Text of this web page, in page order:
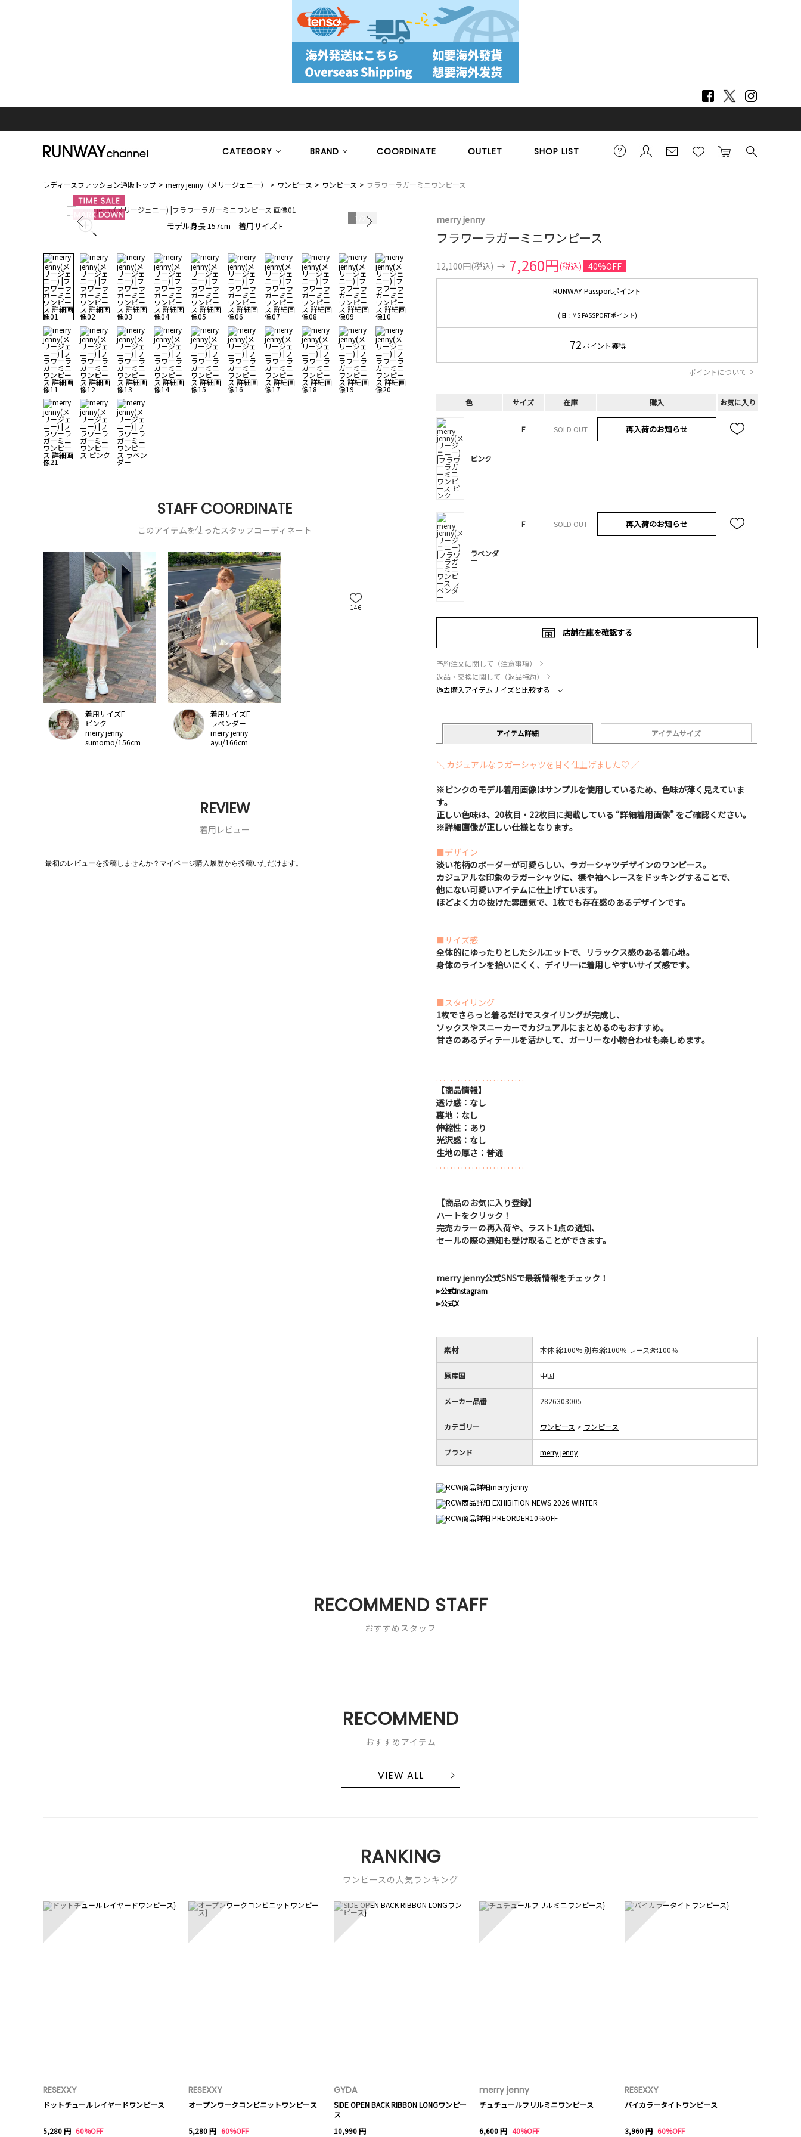
CATEGORY BRAND COORDINATE OUTLET SHOP LIST
レディースファッション通販トップ merry jenny（メリージェニー） ワンピース ワンピース フラワーラガーミニワンピース
モデル身長 157cm 着用サイズ F モデル身長 157cm 着用サイズ F
146
1 23
STAFF COORDINATE
このアイテムを使ったスタッフコーディネート
着用サイズF
ピンク
merry jenny
sumomo/156cm
着用サイズF
ラベンダー
merry jenny
ayu/166cm
REVIEW
着用レビュー
最初のレビューを投稿しませんか？マイページ購入履歴から投稿いただけます。
merry jenny
フラワーラガーミニワンピース
12,100円(税込) → 7,260円(税込) 40%OFF
RUNWAY Passportポイント
(旧：MS PASSPORTポイント)
72ポイント獲得
ポイントについて
色 サイズ 在庫 購入 お気に入り
ピンク
F SOLD OUT 再入荷のお知らせ
ラベンダ
ー
F SOLD OUT 再入荷のお知らせ
店舗在庫を確認する
予約注文に関して（注意事項）
返品・交換に関して（返品特約）
過去購入アイテムサイズと比較する
アイテム詳細 アイテムサイズ
＼ カジュアルなラガーシャツを甘く仕上げました♡ ／
※ピンクのモデル着用画像はサンプルを使用しているため、色味が薄く見えていま
す。
正しい色味は、20枚目・22枚目に掲載している “詳細着用画像” をご確認ください。
※詳細画像が正しい仕様となります。
■デザイン
淡い花柄のボーダーが可愛らしい、ラガーシャツデザインのワンピース。
カジュアルな印象のラガーシャツに、襟や袖へレースをドッキングすることで、
他にない可愛いアイテムに仕上げています。
ほどよく力の抜けた雰囲気で、1枚でも存在感のあるデザインです。
■サイズ感
全体的にゆったりとしたシルエットで、リラックス感のある着心地。
身体のラインを拾いにくく、デイリーに着用しやすいサイズ感です。
■スタイリング
1枚でさらっと着るだけでスタイリングが完成し、
ソックスやスニーカーでカジュアルにまとめるのもおすすめ。
甘さのあるディテールを活かして、ガーリーな小物合わせも楽しめます。
. . . . . . . . . . . . . . . . . . . . . . . . .
【商品情報】
透け感：なし
裏地：なし
伸縮性：あり
光沢感：なし
生地の厚さ：普通
. . . . . . . . . . . . . . . . . . . . . . . . .
【商品のお気に入り登録】
ハートをクリック！
完売カラーの再入荷や、ラスト1点の通知、
セールの際の通知も受け取ることができます。
merry jenny公式SNSで最新情報をチェック！
▸公式Instagram
▸公式X
素材 本体:綿100% 別布:綿100％ レース:綿100％
原産国 中国
メーカー品番 2826303005
カテゴリー ワンピース > ワンピース
ブランド merry jenny
RECOMMEND STAFF
おすすめスタッフ
RECOMMEND
おすすめアイテム
VIEW ALL
RANKING
ワンピースの人気ランキング
RESEXXY
ドットチュールレイヤードワンピース
5,280 円 60%OFF
RESEXXY
オープンワークコンビニットワンピース
5,280 円 60%OFF
GYDA
SIDE OPEN BACK RIBBON LONGワンピー
ス
10,990 円
merry jenny
チュチュールフリルミニワンピース
6,600 円 40%OFF
RESEXXY
バイカラータイトワンピース
3,960 円 60%OFF